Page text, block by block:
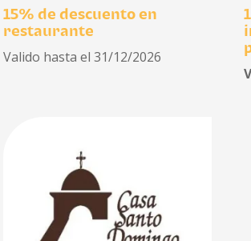
15% de descuento en
restaurante
Valido hasta el 31/12/2026